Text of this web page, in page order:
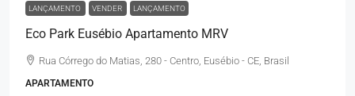
LANÇAMENTO VENDER LANÇAMENTO
Eco Park Eusébio Apartamento MRV
Rua Córrego do Matias, 280 - Centro, Eusébio - CE, Brasil
APARTAMENTO